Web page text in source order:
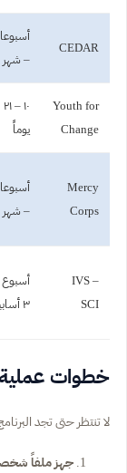
CEDAR
– شهر
Youth for
Change
١٠ – ٢١
يوماً
Mercy
Corps
– شهر
IVS –
SCI
٣ أسابيع
خطوات عملية
لا تنتظر حتى تجد
جهز ملفاً